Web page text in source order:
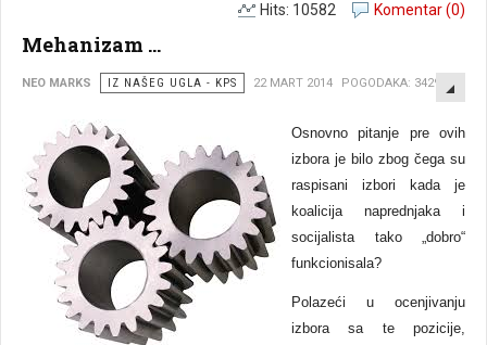
Komentar (0)
Hits: 10582
Mehanizam ...
NEO MARKS IZ NAŠEG UGLA - KPS 22 MART 2014 POGODAKA: 3429
Osnovno pitanje pre ovih
izbora je bilo zbog čega su
raspisani izbori kada je
koalicija naprednjaka i
socijalista tako „dobro“
funkcionisala?
Polazeći u ocenjivanju
izbora sa te pozicije,